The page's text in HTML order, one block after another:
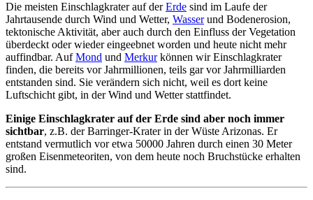
Die meisten Einschlagkrater auf derErde sind im Laufe der
Jahrtausende durch Wind und Wetter, Wasserund Bodenerosion,
tektonische Aktivität, aber auch durch den Einfluss der Vegetation
überdeckt oder wieder eingeebnet worden und heute nicht mehr
auffindbar. AufMond und Merkurkönnen wir Einschlagkrater
finden, die bereits vor Jahrmillionen, teils gar vor Jahrmilliarden
entstanden sind. Sie verändern sich nicht, weil es dort keine
Luftschicht gibt, in der Wind und Wetter stattfindet.
Einige Einschlagkrater auf der Erde sind aber noch immer
sichtbar, z.B. der Barringer-Krater in der Wüste Arizonas. Er
entstand vermutlich vor etwa 50000 Jahren durch einen 30 Meter
großen Eisenmeteoriten, von dem heute noch Bruchstücke erhalten
sind.